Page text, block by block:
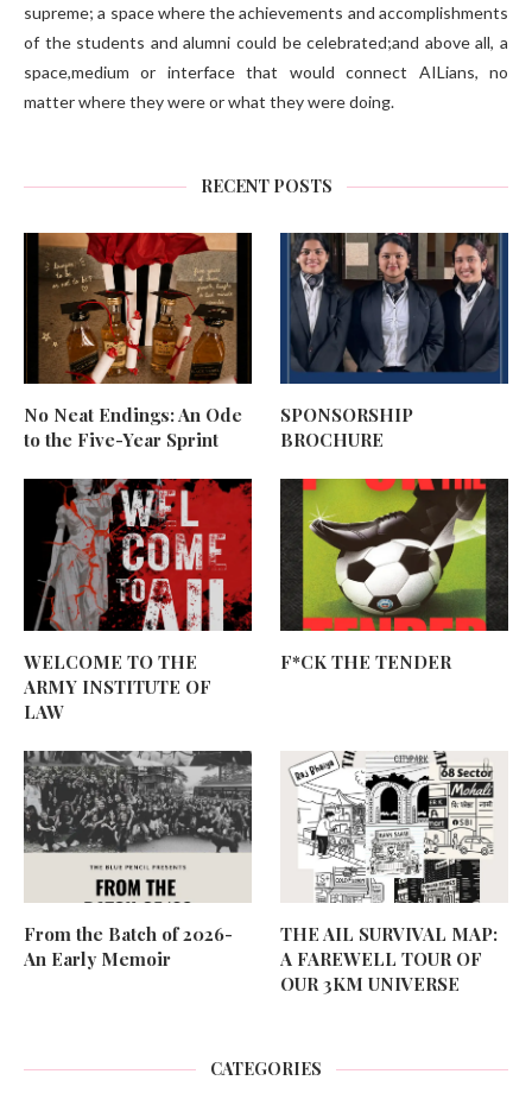
supreme; a space where the achievements and accomplishments
of the students and alumni could be celebrated;and above all, a
space,medium or interface that would connect AILians, no
matter where they were or what they were doing.
RECENT POSTS
No Neat Endings: An Ode
to the Five-Year Sprint
SPONSORSHIP
BROCHURE
WELCOME TO THE
ARMY INSTITUTE OF
LAW
F*CK THE TENDER
From the Batch of 2026-
An Early Memoir
THE AIL SURVIVAL MAP:
A FAREWELL TOUR OF
OUR 3KM UNIVERSE
CATEGORIES